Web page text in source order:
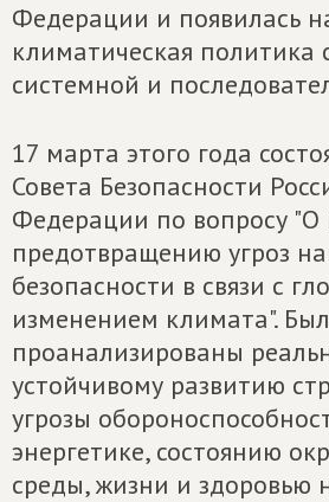
Федерации и появилась
климатическая политика
системной и
17 марта этого года
Совета Безопасности
Федерации по вопросу "О
предотвращению угроз
безопасности в связи с
изменением климата".
проанализированы
устойчивому развитию
угрозы
энергетике, состоянию
среды, жизни и здоровью